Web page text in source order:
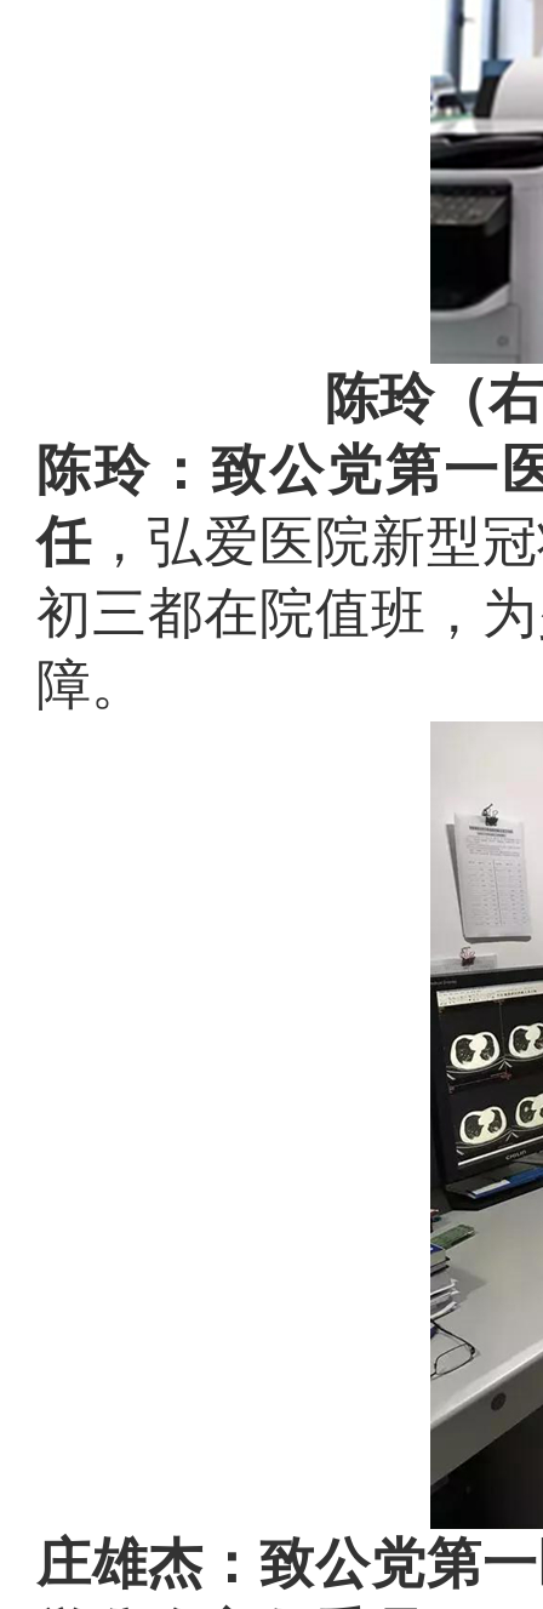
陈玲（
陈玲：致公党第一
任 ，弘爱医院新型
初三都在院值班，
障。
庄雄杰：致公党第